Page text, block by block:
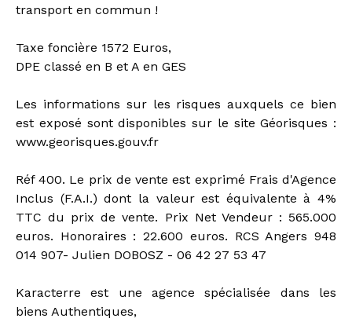
transport en commun !
Taxe foncière 1572 Euros,
DPE classé en B et A en GES
Les informations sur les risques auxquels ce bien
est exposé sont disponibles sur le site Géorisques :
www.georisques.gouv.fr
Réf 400. Le prix de vente est exprimé Frais d'Agence
Inclus (F.A.I.) dont la valeur est équivalente à 4%
TTC du prix de vente. Prix Net Vendeur : 565.000
euros. Honoraires : 22.600 euros. RCS Angers 948
014 907- Julien DOBOSZ - 06 42 27 53 47
Karacterre est une agence spécialisée dans les
biens Authentiques,